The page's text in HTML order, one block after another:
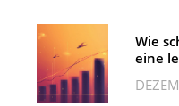
Wie
eine